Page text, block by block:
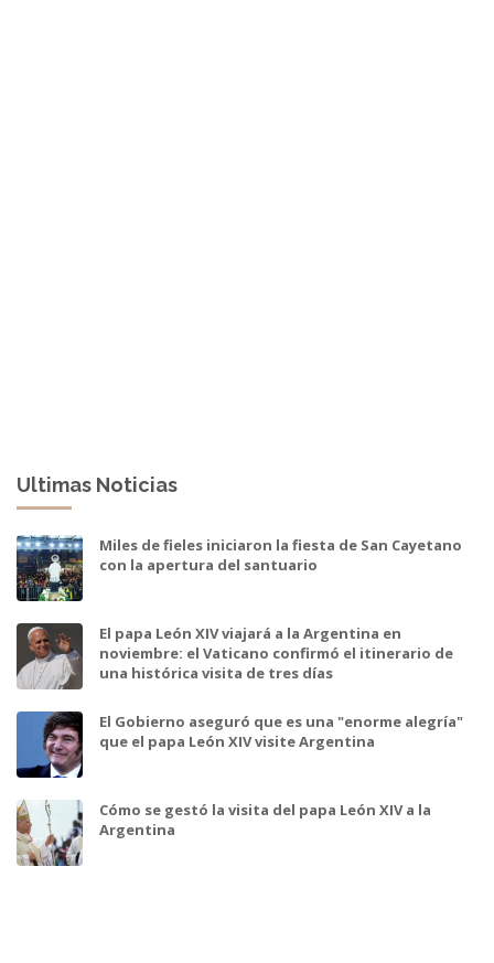
Ultimas Noticias
Miles de fieles iniciaron la fiesta de San Cayetano
con la apertura del santuario
El papa León XIV viajará a la Argentina en
noviembre: el Vaticano confirmó el itinerario de
una histórica visita de tres días
El Gobierno aseguró que es una "enorme alegría"
que el papa León XIV visite Argentina
Cómo se gestó la visita del papa León XIV a la
Argentina